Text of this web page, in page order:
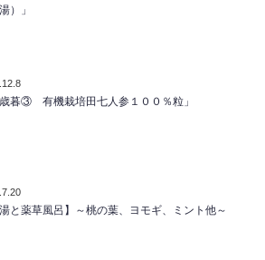
）」
歳暮③ 有機栽培田七人参１００％粒」
湯と薬草風呂】～桃の葉、ヨモギ、ミント他～